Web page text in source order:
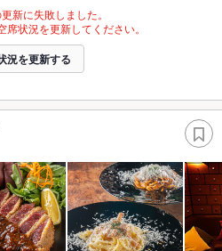
新に失敗しました。
状況を更新してください。
況を更新する